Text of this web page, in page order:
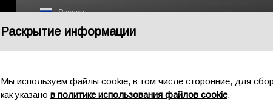
Россия
ГЛАВНАЯ
Раскрытие информации
Мы используем файлы cookie, в том числе сторонние, для
как указано в политике использования файлов cookie.